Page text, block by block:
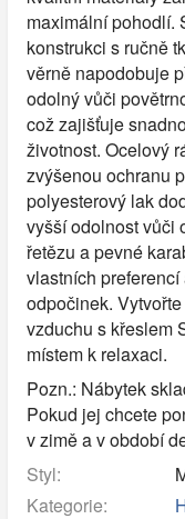
maximální pohodlí.
konstrukci s ručně
věrně napodobuje
odolný vůči
což zajišťuje
životnost. Ocelový
zvýšenou ochranu
polyesterový lak
vyšší odolnost vůči
řetězu a pevné
vlastních
odpočinek.
vzduchu s křeslem
místem k relaxaci.
Pozn.: Nábytek
Pokud jej chcete
v zimě a v období
Styl:
Kategorie: